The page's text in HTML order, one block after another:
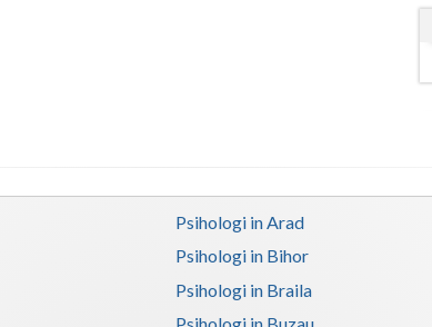
Psihologi in Arad
Psihologi in Bihor
Psihologi in Braila